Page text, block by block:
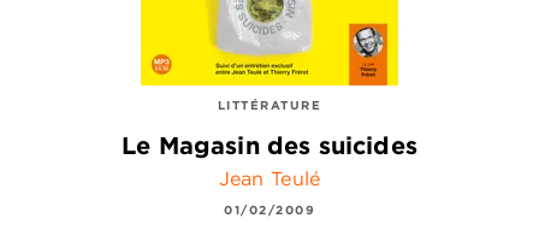
LITTÉRATURE
Le Magasin des suicides
Jean Teulé
01/02/2009